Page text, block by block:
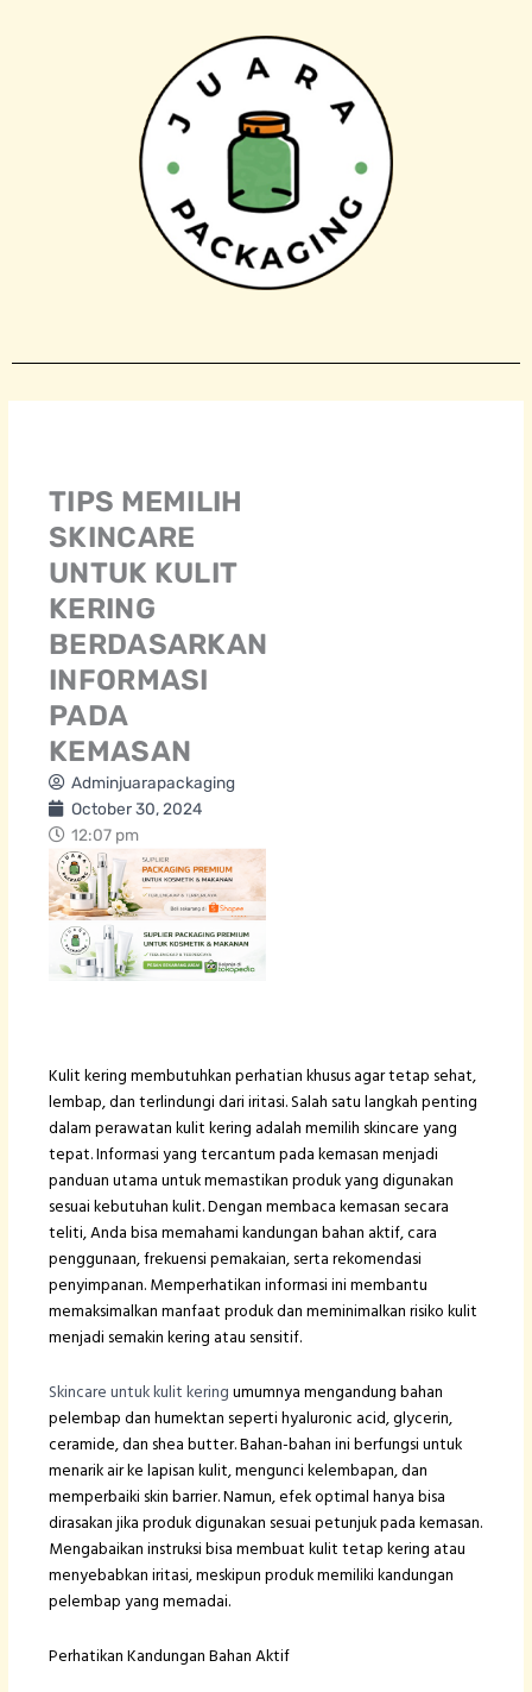
TIPS MEMILIH
SKINCARE
UNTUK KULIT
KERING
BERDASARKAN
INFORMASI
PADA
KEMASAN
Adminjuarapackaging
October 30, 2024
12:07 pm
Kulit kering membutuhkan perhatian khusus agar tetap sehat,
lembap, dan terlindungi dari iritasi. Salah satu langkah penting
dalam perawatan kulit kering adalah memilih skincare yang
tepat. Informasi yang tercantum pada kemasan menjadi
panduan utama untuk memastikan produk yang digunakan
sesuai kebutuhan kulit. Dengan membaca kemasan secara
teliti, Anda bisa memahami kandungan bahan aktif, cara
penggunaan, frekuensi pemakaian, serta rekomendasi
penyimpanan. Memperhatikan informasi ini membantu
memaksimalkan manfaat produk dan meminimalkan risiko kulit
menjadi semakin kering atau sensitif.
Skincare untuk kulit keringumumnya mengandung bahan
pelembap dan humektan seperti hyaluronic acid, glycerin,
ceramide, dan shea butter. Bahan-bahan ini berfungsi untuk
menarik air ke lapisan kulit, mengunci kelembapan, dan
memperbaiki skin barrier. Namun, efek optimal hanya bisa
dirasakan jika produk digunakan sesuai petunjuk pada kemasan.
Mengabaikan instruksi bisa membuat kulit tetap kering atau
menyebabkan iritasi, meskipun produk memiliki kandungan
pelembap yang memadai.
Perhatikan Kandungan Bahan Aktif